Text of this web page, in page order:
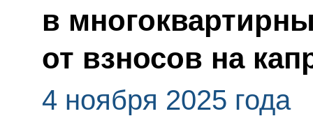
в
от взносов на
4 ноября 2025 года